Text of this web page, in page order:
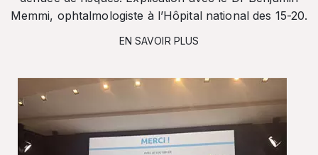
Memmi, ophtalmologiste à l’Hôpital national des 15-20.
EN SAVOIR PLUS